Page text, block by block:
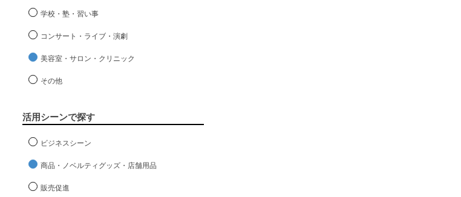
学校・塾・習い事
コンサート・ライブ・演劇
美容室・サロン・クリニック
その他
活用シーンで探す
ビジネスシーン
商品・ノベルティグッズ・店舗用品
販売促進